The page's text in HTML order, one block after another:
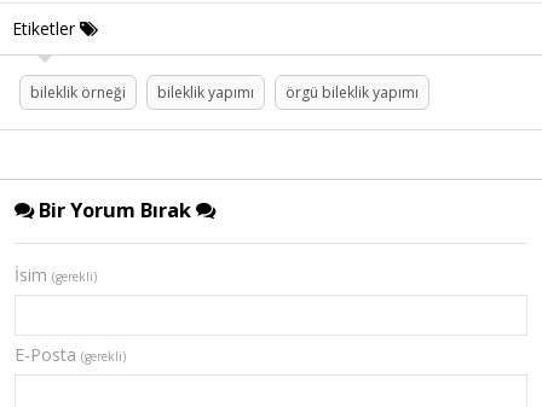
Etiketler
bileklik örneği bileklik yapımı örgü bileklik yapımı
Bir Yorum Bırak
İsim (gerekli)
E-Posta (gerekli)